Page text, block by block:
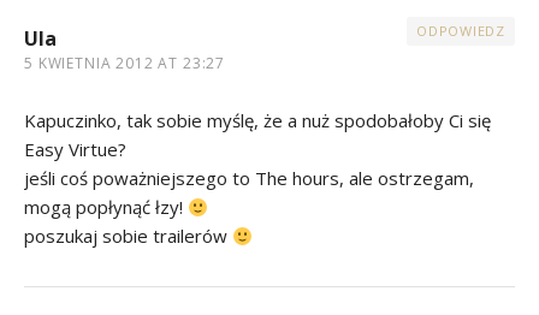
Ula
5 KWIETNIA 2012 AT 23:27
ODPOWIEDZ
Kapuczinko, tak sobie myślę, że a nuż spodobałoby Ci się
Easy Virtue?
jeśli coś poważniejszego to The hours, ale ostrzegam,
mogą popłynąć łzy!
poszukaj sobie trailerów